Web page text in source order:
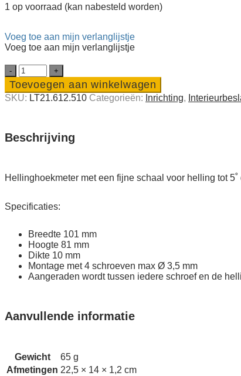
1 op voorraad (kan nabesteld worden)
Voeg toe aan mijn verlanglijstje
Voeg toe aan mijn verlanglijstje
Hellinghoekmeter
/
clinometer
Talamex
Toevoegen aan winkelwagen
SKU: LT21.612.510 Categorieën: Inrichting,
Beschrijving
Hellinghoekmeter met een fijne schaal voor helling tot
Specificaties:
Breedte 101 mm
Hoogte 81 mm
Dikte 10 mm
Montage met 4 schroeven max Ø 3,5 mm
Aangeraden wordt tussen iedere schroef en de
Aanvullende informatie
Gewicht
65 g
Afmetingen 22,5 × 14 × 1,2 cm